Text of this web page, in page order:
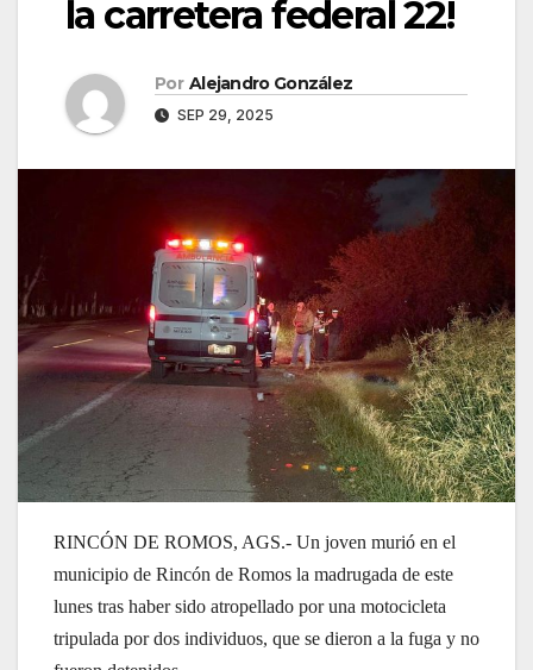
la carretera federal 22!
Por Alejandro González
SEP 29, 2025
RINCÓN DE ROMOS, AGS.- Un joven murió en el
municipio de Rincón de Romos la madrugada de este
lunes tras haber sido atropellado por una motocicleta
tripulada por dos individuos, que se dieron a la fuga y no